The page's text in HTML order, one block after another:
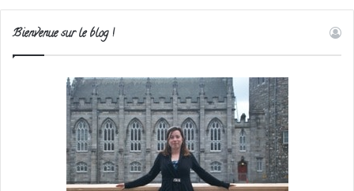
Bienvenue sur le blog !